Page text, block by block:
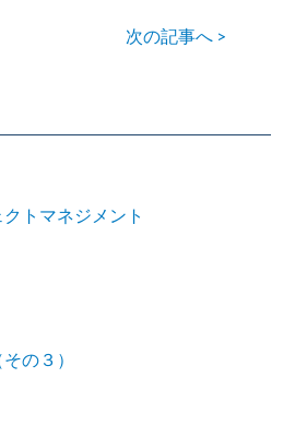
次の記事へ >
トマネジメント
の３）